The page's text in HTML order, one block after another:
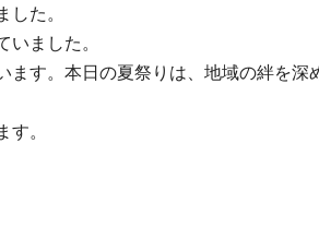
た。
ました。
す。本日の夏祭りは、地域の絆を深
。